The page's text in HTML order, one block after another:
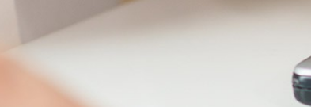
Ondernemers